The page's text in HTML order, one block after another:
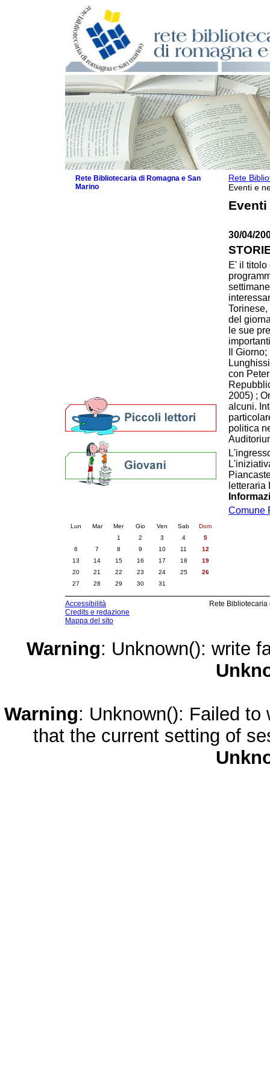
Rete
Eventi e
Eventi
30/04/
E' il titolo
del
le sue
Il
con
2005) ;
alcuni.
politica
letteraria
Comune
Rete Bibliotecaria di Romagna e San
Marino
Lun Mar Mer Gio Ven Sab
Dom
1
2 3 4
5
6
7 8 9 10 11
12
13
14 15 16 17 18
19
20
21 22 23 24 25
26
27
28 29 30 31
Accessibilità
Credits e redazione
Mappa del sito
Rete
Warning: Unknown(): write
Warning: Unknown(): Failed
that the current setting of